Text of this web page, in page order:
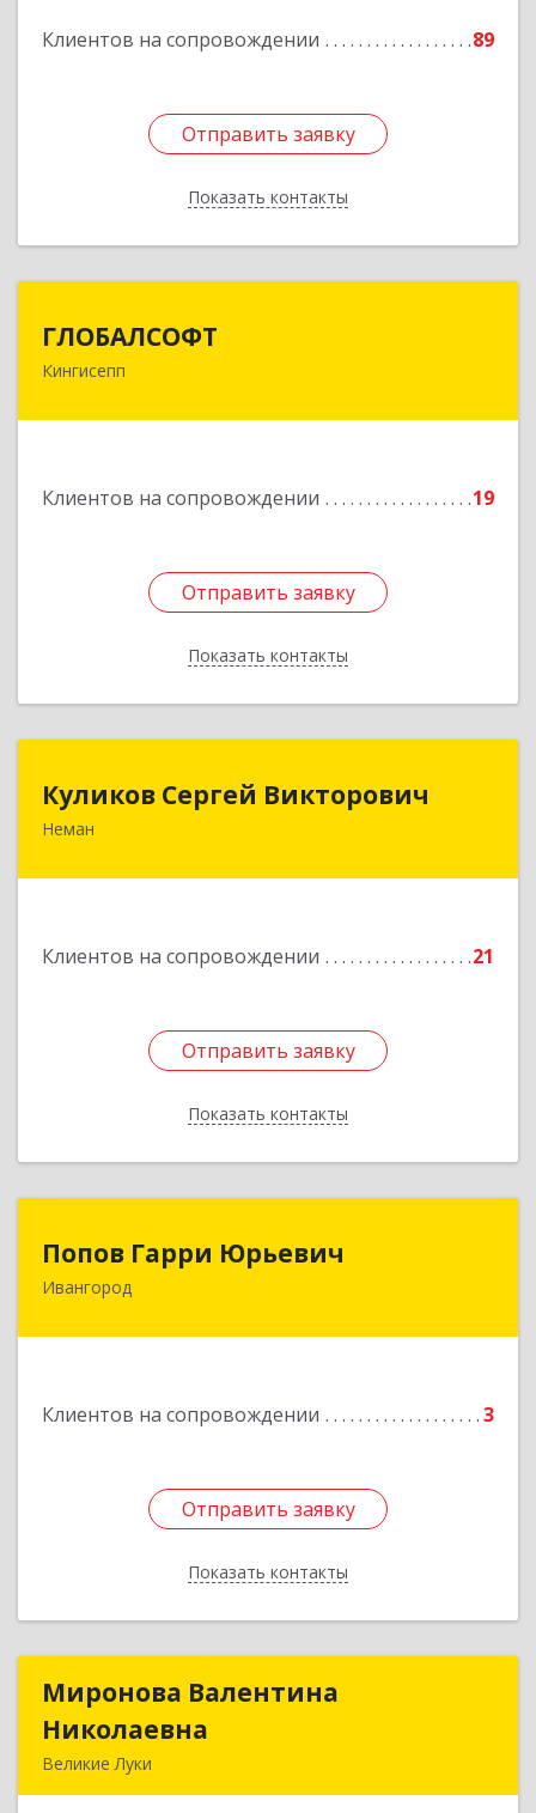
Клиентов на сопровождении 89
Отправить заявку
Показать контакты
Подробнее
Отправить заявку
Назад
ГЛОБАЛСОФТ
Кингисепп
Клиентов на сопровождении 19
Отправить заявку
Показать контакты
188485, Ленинградская обл, Кингисеппский р-н,
Отправить заявку
Назад
Куликов Сергей Викторович
Неман
Клиентов на сопровождении 21
Отправить заявку
Показать контакты
Куликов Сергей Викторович
Отправить заявку
Назад
Попов Гарри Юрьевич
Ивангород
Клиентов на сопровождении 3
Отправить заявку
Показать контакты
Отправить заявку
Назад
Миронова Валентина
Николаевна
Великие Луки
Миронова Валентина